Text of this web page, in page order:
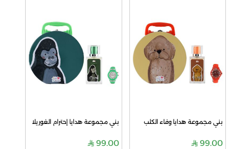
بني مجموعة هدايا وفاء الكلب
99.00
بني مجموعة هدايا إحترام الغوريلا
99.00